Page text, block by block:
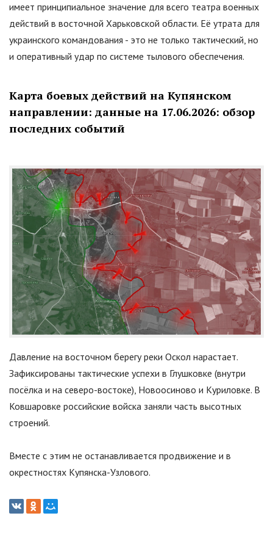
имеет принципиальное значение для всего театра военных
действий в восточной Харьковской области. Её утрата для
украинского командования - это не только тактический, но
и оперативный удар по системе тылового обеспечения.
Карта боевых действий на Купянском
направлении: данные на 17.06.2026: обзор
последних событий
Давление на восточном берегу реки Оскол нарастает.
Зафиксированы тактические успехи в Глушковке (внутри
посёлка и на северо-востоке), Новоосиново и Куриловке. В
Ковшаровке российские войска заняли часть высотных
строений.
Вместе с этим не останавливается продвижение и в
окрестностях Купянска-Узлового.